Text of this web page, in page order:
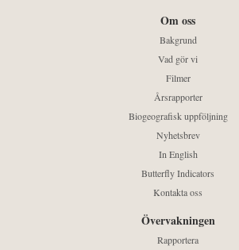
Om oss
Bakgrund
Vad gör vi
Filmer
Årsrapporter
Biogeografisk uppföljning
Nyhetsbrev
In English
Butterfly Indicators
Kontakta oss
Övervakningen
Rapportera